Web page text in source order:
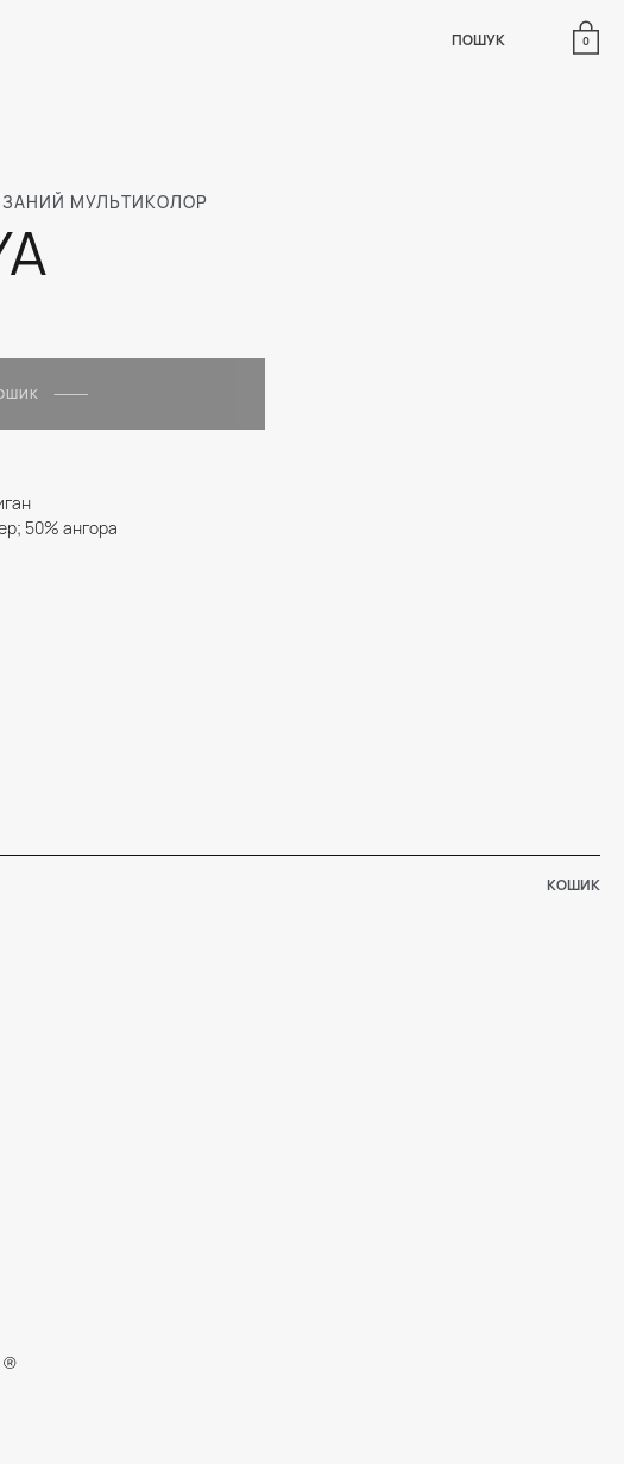
ПОШУК 0
МУЛЬТИКОЛОР
50% ангора
КОШИК